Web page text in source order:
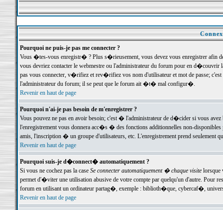
Pourquoi ne puis-je pas me connecter ?
Vous �tes-vous enregistr� ? Plus s�rieusement, vous devez vous enregistrer
vous devriez contacter le webmestre ou l'administrateur du forum pour en
pas vous connecter, v�rifiez et rev�rifiez vos nom d'utilisateur et mot de passe;
l'administrateur du forum; il se peut que le forum ait �t� mal configur�.
Revenir en haut de page
Pourquoi n'ai-je pas besoin de m'enregistrer ?
Vous pouvez ne pas en avoir besoin; c'est � l'administrateur de d�cider si vous
l'enregistrement vous donnera acc�s � des fonctions additionnelles non-
amis, l'inscription � un groupe d'utilisateurs, etc. L'enregistrement prend seulement
Revenir en haut de page
Pourquoi suis-je d�connect� automatiquement ?
Si vous ne cochez pas la case Se connecter automatiquement � chaque visitelorsque
permet d'�viter une utilisation abusive de votre compte par quelqu'un d'autre. Pour
forum en utilisant un ordinateur partag�, exemple : biblioth�que, cybercaf�,
Revenir en haut de page